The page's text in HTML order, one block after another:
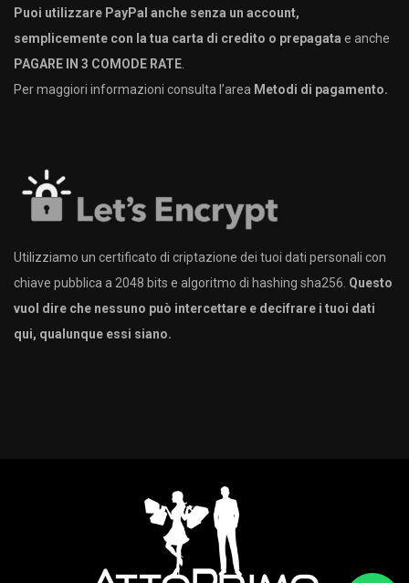
Puoi utilizzare PayPal anche senza un account,
semplicemente con la tua carta di credito o prepagata e anche
PAGARE IN 3 COMODE RATE
Per maggiori informazioni consulta l’area Metodi di pagamento.
Utilizziamo un certificato di criptazione dei tuoi dati personali con
chiave pubblica a 2048 bits e algoritmo di hashing sha256. Questo
vuol dire che nessuno può intercettare e decifrare i tuoi dati
qui, qualunque essi siano.